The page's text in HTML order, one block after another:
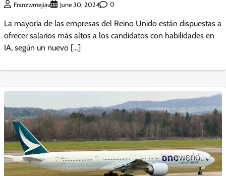
Franzwmejiav June 30, 2024 0
La mayoría de las empresas del Reino Unido están dispuestas a
ofrecer salarios más altos a los candidatos con habilidades en
IA, según un nuevo […]